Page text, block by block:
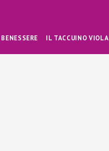
BENESSERE IL TACCUINO VIOLA